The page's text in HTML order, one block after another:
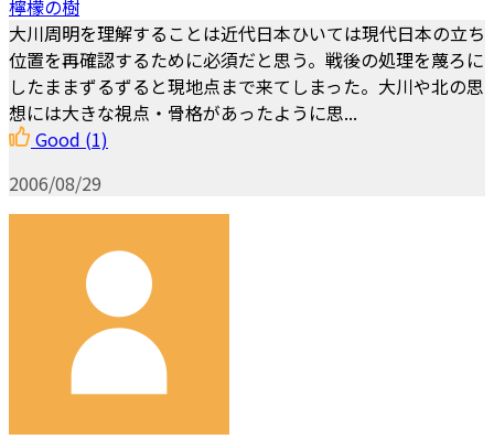
檸檬の樹
大川周明を理解することは近代日本ひいては現代日本の立ち
位置を再確認するために必須だと思う。戦後の処理を蔑ろに
したままずるずると現地点まで来てしまった。大川や北の思
想には大きな視点・骨格があったように思...
Good (1)
2006/08/29